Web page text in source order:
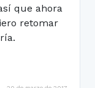
que ahora
retomar